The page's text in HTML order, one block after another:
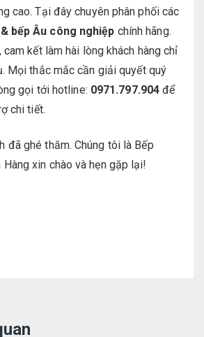
cao. Tại đây chuyên phân phối các
& bếp Âu công nghiệp chính hãng.
kết làm hài lòng khách hàng chỉ
Mọi thắc mắc cần giải quyết quý
gọi tới hotline: 0971.797.904 để
chi tiết.
đã ghé thăm. Chúng tôi là Bếp
Hàng xin chào và hẹn gặp lại!